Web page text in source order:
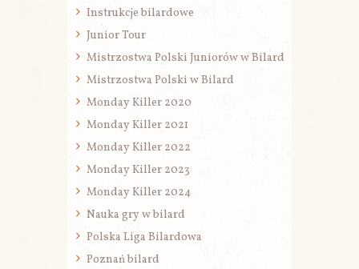
Instrukcje bilardowe
Junior Tour
Mistrzostwa Polski Juniorów w Bilard
Mistrzostwa Polski w Bilard
Monday Killer 2020
Monday Killer 2021
Monday Killer 2022
Monday Killer 2023
Monday Killer 2024
Nauka gry w bilard
Polska Liga Bilardowa
Poznań bilard